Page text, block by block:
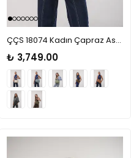
ÇÇS 18074 Kadın Çapraz Askılı Çanta
₺ 3,749.00